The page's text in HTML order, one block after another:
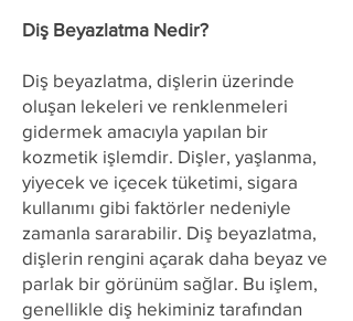
Diş Beyazlatma Nedir?
Diş beyazlatma, dişlerin üzerinde
oluşan lekeleri ve renklenmeleri
gidermek amacıyla yapılan bir
kozmetik işlemdir. Dişler, yaşlanma,
yiyecek ve içecek tüketimi, sigara
kullanımı gibi faktörler nedeniyle
zamanla sararabilir. Diş beyazlatma,
dişlerin rengini açarak daha beyaz ve
parlak bir görünüm sağlar. Bu işlem,
genellikle diş hekiminiz tarafından